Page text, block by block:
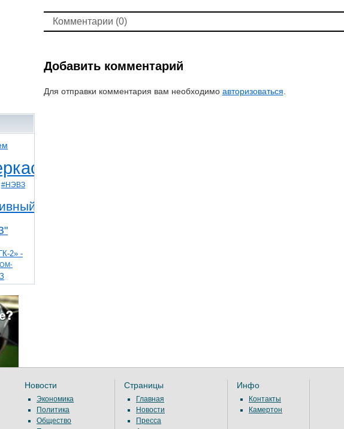
#НЭВЗ
2» -
Комментарии (0)
Добавить комментарий
Для отправки комментария вам необходимо авторизоваться.
Новости
Экономика
Политика
Общество
Страницы
Главная
Новости
Пресса
Инфо
Контакты
Камертон